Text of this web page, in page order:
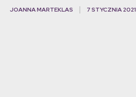
JOANNA MARTEKLAS 7 STYCZNIA 2021